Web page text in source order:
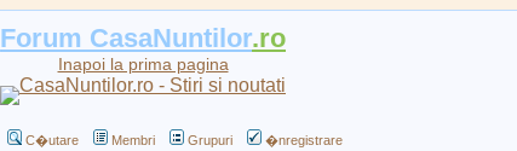
Forum CasaNuntilor.ro
Inapoi la prima pagina
C�utare Membri Grupuri
�nregistrare